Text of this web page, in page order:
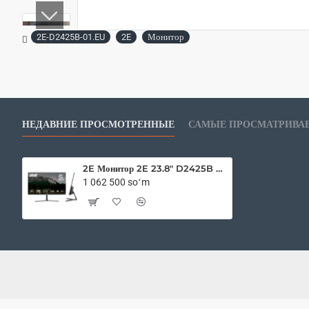
2E-D2425B-01.EU 2E Монитор
НЕДАВНИЕ ПРОСМОТРЕННЫЕ САМЫЕ
2E Монитор 2E 23.8" D2425B D-Sub, HDMI, MM, IPS, 100Hz, FreeSync,
1 062 500 soʻm